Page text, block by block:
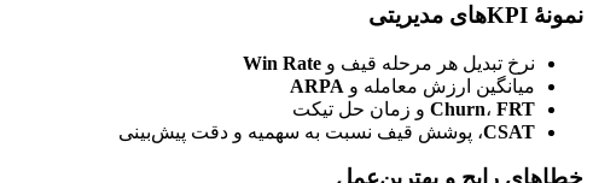
نمونهٔ KPIهای مدیریتی
نرخ تبدیل هر مرحله قیف و Win Rate
میانگین ارزش معامله و ARPA
Churn، FRT
و زمان حل تیکت
CSAT، پوشش قیف نسبت به سهمیه و دقت پیش‌بینی